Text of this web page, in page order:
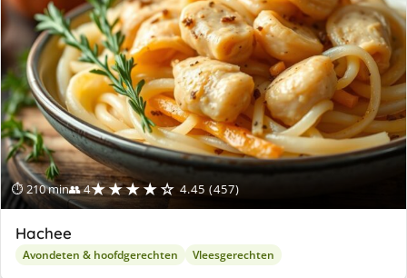
⏱ 210 min👥 4★★★★☆ 4.45 (457)
Hachee
Avondeten & hoofdgerechten Vleesgerechten